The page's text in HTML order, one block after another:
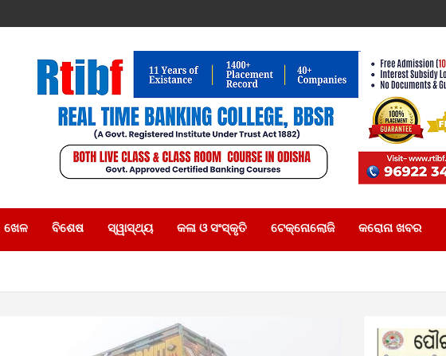
ଖେଳ ବିଶେଷ ସ୍ୱାସ୍ଥ୍ୟ କଳା ଓ ସଂସ୍କୃତି ଟେକ୍ନୋଲୋଜି କରୋନା ଖବର